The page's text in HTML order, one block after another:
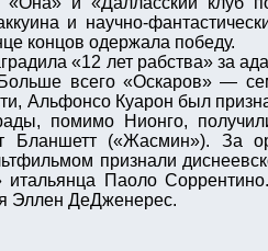
и научно-
концов одержала победу.
«12 лет рабства» за
всего «Оскаров» —
Альфонсо Куарон был
помимо Нионго,
Бланшетт («Жасмин»). За
признали
Паоло
Эллен ДеДженерес.